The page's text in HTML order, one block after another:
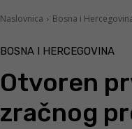
Naslovnica Bosna i
BOSNA I HERCEGOVINA
Otvoren
zračnog